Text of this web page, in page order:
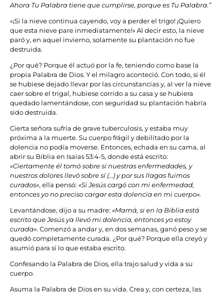
Ahora Tu Palabra tiene que cumplirse, porque es Tu Palabra.”
«¡Si la nieve continua cayendo, voy a perder el trigo! ¡Quiero
que esta nieve pare inmediatamente!» Al decir esto, la nieve
paró y, en aquel invierno, solamente su plantación no fue
destruida.
¿Por qué? Porque él actuó por la fe, teniendo como base la
propia Palabra de Dios. Y el milagro aconteció. Con todo, si él
se hubiese dejado llevar por las circunstancias y, al ver la nieve
caer sobre el trigal, hubiese corrido a su casa y se hubiera
quedado lamentándose, con seguridad su plantación habría
sido destruida.
Cierta señora sufría de grave tuberculosis, y estaba muy
próxima a la muerte. Su cuerpo frágil y debilitado por la
dolencia no podía moverse. Entonces, echada en su cama, al
abrir su Biblia en Isaías 53:4-5, donde está escrito:
«Ciertamente él tomó sobre sí nuestras enfermedades, y
nuestros dolores llevó sobre sí (…) y por sus llagas fuimos
curados», ella pensó: «Si Jesús cargó con mi enfermedad,
entonces yo no preciso cargar esta dolencia en mi cuerpo».
Levantándose, dijo a su madre: «Mamá, si en la Biblia está
escrito que Jesús ya llevó mi dolencia, entonces yo estoy
curada». Comenzó a andar y, en dos semanas, ganó peso y se
quedó completamente curada. ¿Por qué? Porque ella creyó y
asumió para sí lo que estaba escrito.
Confesando la Palabra de Dios, ella trajo salud y vida a su
cuerpo.
Asuma la Palabra de Dios en su vida. Crea y, con certeza, las